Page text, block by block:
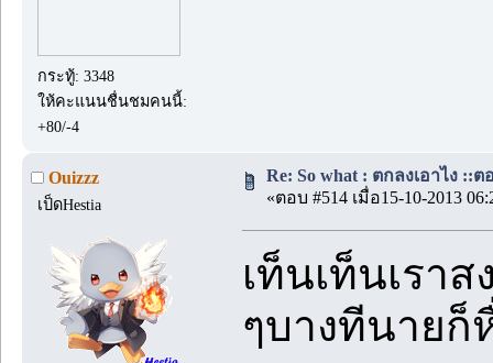
กระทู้: 3348
ให้คะแนนชื่นชมคนนี้:
+80/-4
Ouizzz
เป็ดHestia
Re: So what : ตกลงเอาไง ::ต
«ตอบ #514 เมื่อ15-10-2013
เท็นเท็นเรา
ๆบางทีนายก็